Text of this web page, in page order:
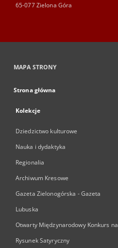
65-077 Zielona Góra
MAPA STRONY
Strona główna
Kolekcje
Dziedzictwo kulturowe
Nauka i dydaktyka
Regionalia
Archiwum Kresowe
Gazeta Zielonogórska - Gazeta
Lubuska
Otwarty Międzynarodowy Konkurs na
Rysunek Satyryczny